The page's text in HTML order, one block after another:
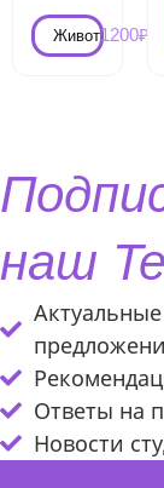
Живот1200₽
наш
Ответы на
Новости